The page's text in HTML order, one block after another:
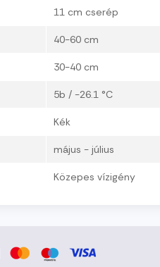
11 cm cserép
40-60 cm
30-40 cm
5b / -26.1 °C
Kék
május - július
Közepes vízigény